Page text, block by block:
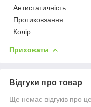
Антистатичність
Протиковзання
Колір
Приховати
Відгуки про товар
Ще немає відгуків про